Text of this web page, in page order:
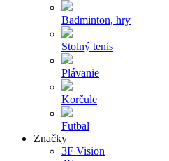
Badminton, hry
Stolný tenis
Plávanie
Korčule
Futbal
Značky
3F Vision